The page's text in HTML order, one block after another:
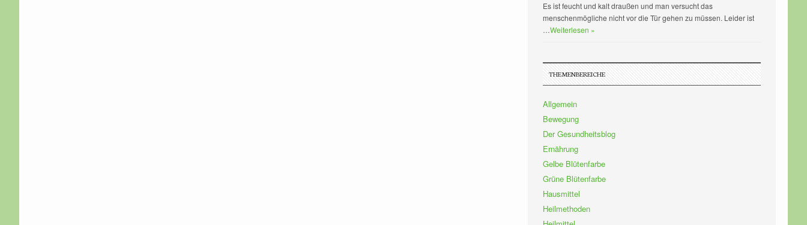
Es ist feucht und kalt draußen und man versucht das
menschenmögliche nicht vor die Tür gehen zu müssen. Leider ist
…Weiterlesen »
THEMENBEREICHE
Allgemein
Bewegung
Der Gesundheitsblog
Ernährung
Gelbe Blütenfarbe
Grüne Blütenfarbe
Hausmittel
Heilmethoden